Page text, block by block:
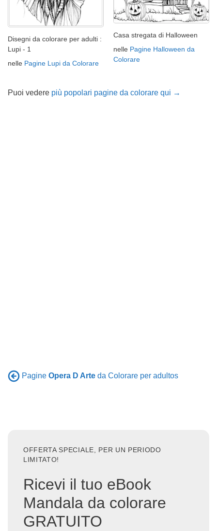
Disegni da colorare per adulti :
Lupi - 1
nelle Pagine Lupi da Colorare
Casa stregata di Halloween
nelle Pagine Halloween da
Colorare
Puoi vedere più popolari pagine da colorare qui →
Pagine Opera D Arte da Colorare per adultos
OFFERTA SPECIALE, PER UN PERIODO
LIMITATO!
Ricevi il tuo eBook
Mandala da colorare
GRATUITO